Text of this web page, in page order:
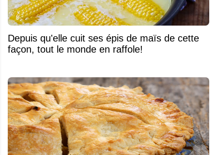
Depuis qu'elle cuit ses épis de maïs de cette
façon, tout le monde en raffole!